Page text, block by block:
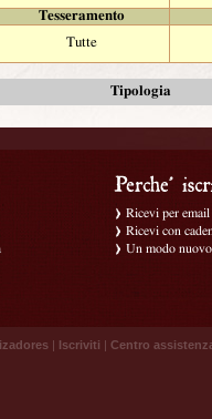
Tesseramento
Tutte
Tipologia
Ricevi per
Ricevi con
Un modo
| Iscriviti | Centro